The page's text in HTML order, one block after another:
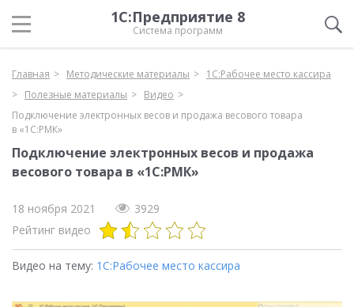
1С:Предприятие 8
Система программ
Главная Методические материалы
1С:Рабочее место кассира
Полезные материалы
Видео
Подключение электронных весов и продажа весового товара
в «1С:РМК»
Подключение электронных весов и продажа
весового товара в «1С:РМК»
18 ноября 2021
3929
Рейтинг видео
Видео на тему: 1С:Рабочее место кассира